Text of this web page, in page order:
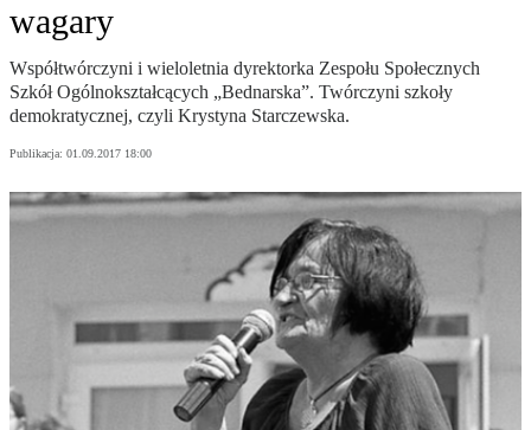
wagary
Współtwórczyni i wieloletnia dyrektorka Zespołu Społecznych
Szkół Ogólnokształcących „Bednarska”. Twórczyni szkoły
demokratycznej, czyli Krystyna Starczewska.
Publikacja: 01.09.2017 18:00